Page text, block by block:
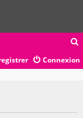
c
Connexion